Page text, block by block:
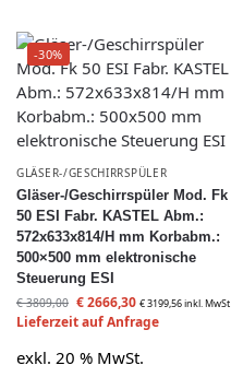
-30%
GLÄSER-/GESCHIRRSPÜLER
Gläser-/Geschirrspüler Mod. Fk
50 ESI Fabr. KASTEL Abm.:
572x633x814/H mm Korbabm.:
500×500 mm elektronische
Steuerung ESI
€3809,00 €2666,30 €3199,56inkl. MwSt
Lieferzeit auf Anfrage
exkl. 20 % MwSt.